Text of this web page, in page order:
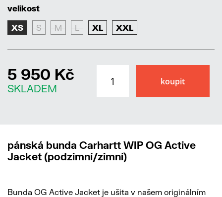
velikost
XS S M L XL XXL
5 950 Kč
SKLADEM
pánská bunda Carhartt WIP OG Active
Jacket (podzimní/zimní)
Bunda OG Active Jacket je ušita v našem originálním